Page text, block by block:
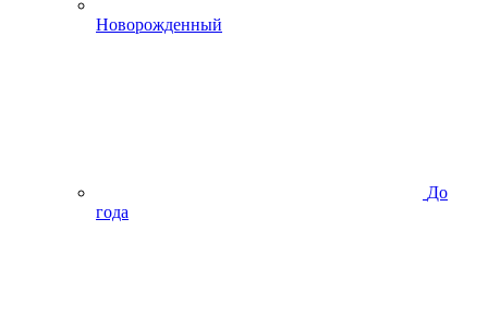
Новорожденный
До
года